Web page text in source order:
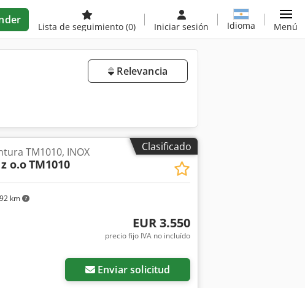
Lista de seguimiento (0) Iniciar sesión Idioma Menú
Relevancia
Clasificado
km
TM1010, INOX
o.oTM1010
EUR 3.550
precio fijo IVA no incluído
Enviar solicitud